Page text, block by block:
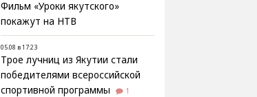
Фильм «Уроки якутского»
покажут на НТВ
05.08 в 17:23
Трое лучниц из Якутии стали
победителями всероссийской
спортивной программы
1